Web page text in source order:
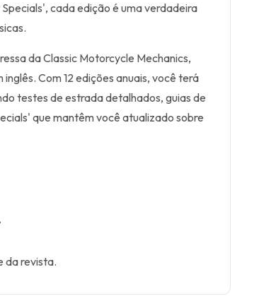
cada edição é uma verdadeira
da Classic Motorcycle Mechanics,
Com 12 edições anuais, você terá
testes de estrada detalhados, guias de
que mantêm você atualizado sobre
da revista.